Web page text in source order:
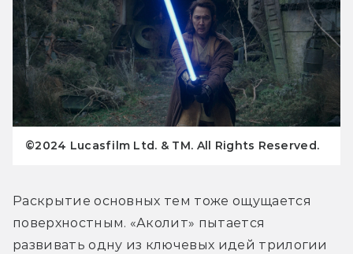
©2024 Lucasfilm Ltd. & TM. All Rights Reserved.
Раскрытие основных тем тоже ощущается
поверхностным. «Аколит» пытается
развивать одну из ключевых идей трилогии